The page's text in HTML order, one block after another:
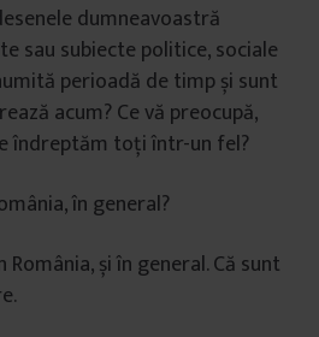
dumneavoastră
sau subiecte politice, sociale
perioadă de timp și sunt
acum? Ce vă preocupă,
îndreptăm toți într-un fel?
în general?
România, și în general. Că sunt